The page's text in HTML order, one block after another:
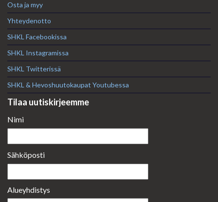
Osta ja myy
Yhteydenotto
SHKL Facebookissa
SHKL Instagramissa
SHKL Twitterissä
SHKL & Hevoshuutokaupat Youtubessa
Tilaa uutiskirjeemme
Nimi
Sähköposti
Alueyhdistys